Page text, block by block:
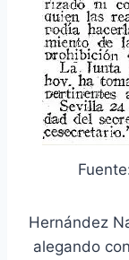
Hernández
alegando